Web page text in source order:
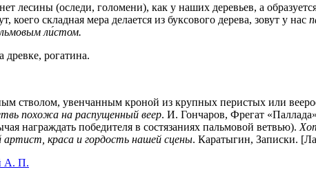
лесины (оследи, голомени), как у наших деревьев, а
коего складная мера делается из буксового дерева, зовут у нас
ли́стом.
древке, рогатина.
стволом, увенчанным кроной из крупных перистых или
похожа на распущенный веер. И. Гончаров, Фрегат
награждать победителя в состязаниях пальмовой ветвью).
краса и гордость нашей сцены. Каратыгин, Записки.
А. П.